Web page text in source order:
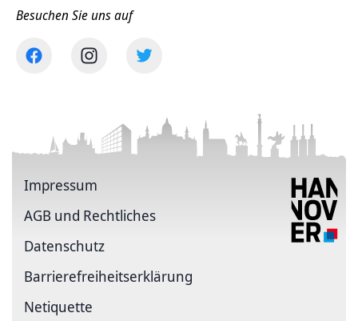
Besuchen Sie uns auf
Impressum
AGB und Rechtliches
Datenschutz
Barriere­freiheits­erklärung
Netiquette